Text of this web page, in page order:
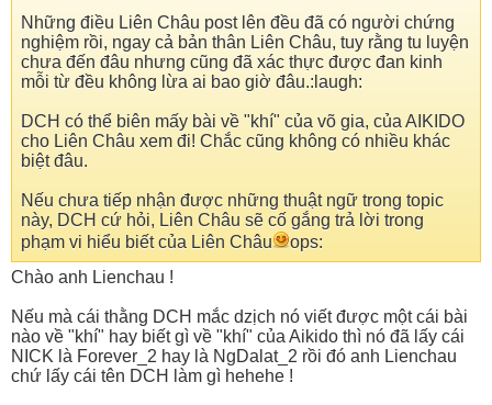
Những điều Liên Châu post lên đều đã có người chứng
nghiệm rồi, ngay cả bản thân Liên Châu, tuy rằng tu luyện
chưa đến đâu nhưng cũng đã xác thực được đan kinh
mỗi từ đều không lừa ai bao giờ đâu.:laugh:
DCH có thể biên mấy bài về "khí" của võ gia, của AIKIDO
cho Liên Châu xem đi! Chắc cũng không có nhiều khác
biệt đâu.
Nếu chưa tiếp nhận được những thuật ngữ trong topic
này, DCH cứ hỏi, Liên Châu sẽ cố gắng trả lời trong
phạm vi hiểu biết của Liên Châu
ops:
Chào anh Lienchau !
Nếu mà cái thằng DCH mắc dzịch nó viết được một cái bài
nào về "khí" hay biết gì về "khí" của Aikido thì nó đã lấy cái
NICK là Forever_2 hay là NgDalat_2 rồi đó anh Lienchau
chứ lấy cái tên DCH làm gì hehehe !